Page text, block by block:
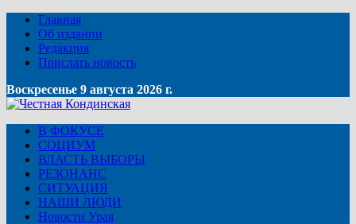
Главная
Об издании
Редакция
Прислать новость
Воскресенье 9 августа 2026 г.
В ФОКУСЕ
СОЦИУМ
ВЛАСТЬ ВЫБОРЫ
РЕЗОНАНС
СИТУАЦИЯ
НАШИ ЛЮДИ
Новости Урая